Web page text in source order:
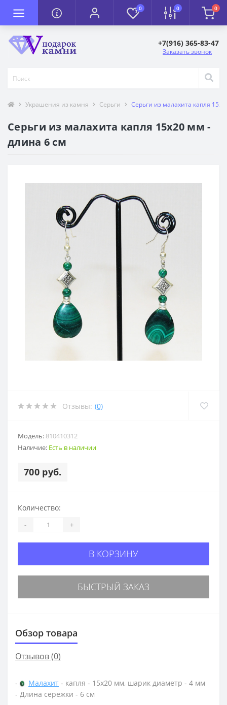
0 0 0
+7(916) 365-83-47
Заказать звонок
Украшения из камня Серьги Серьги из малахита капля
Серьги из малахита капля 15х20 мм -
длина 6 см
Отзывы: (0)
Модель: 810410312
Наличие: Есть в наличии
700 руб.
Количество:
- +
В КОРЗИНУ
БЫСТРЫЙ ЗАКАЗ
Обзор товара
Отзывов (0)
- Малахит - капля - 15х20 мм, шарик диаметр - 4 мм
- Длина сережки - 6 см